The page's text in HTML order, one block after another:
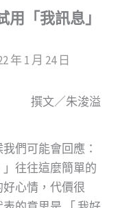
「我訊息」
年 1 月 24 日
撰文／朱浚溢
們可能會回應：
」往往這麼簡單的
心情，代價很